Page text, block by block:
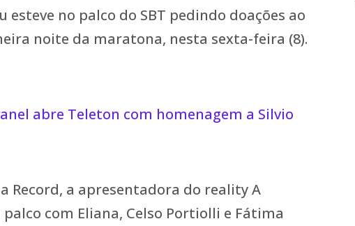
esteve no palco do SBT pedindo doações ao
noite da maratona, nesta sexta-feira (8).
abre Teleton com homenagem a Silvio
Record, a apresentadora do reality A
com Eliana, Celso Portiolli e Fátima